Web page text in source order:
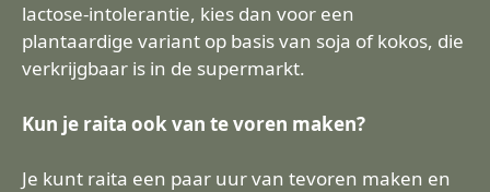
lactose-intolerantie, kies dan voor een
plantaardige variant op basis van soja of kokos, die
verkrijgbaar is in de supermarkt.
Kun je raita ook van te voren maken?
Je kunt raita een paar uur van tevoren maken en